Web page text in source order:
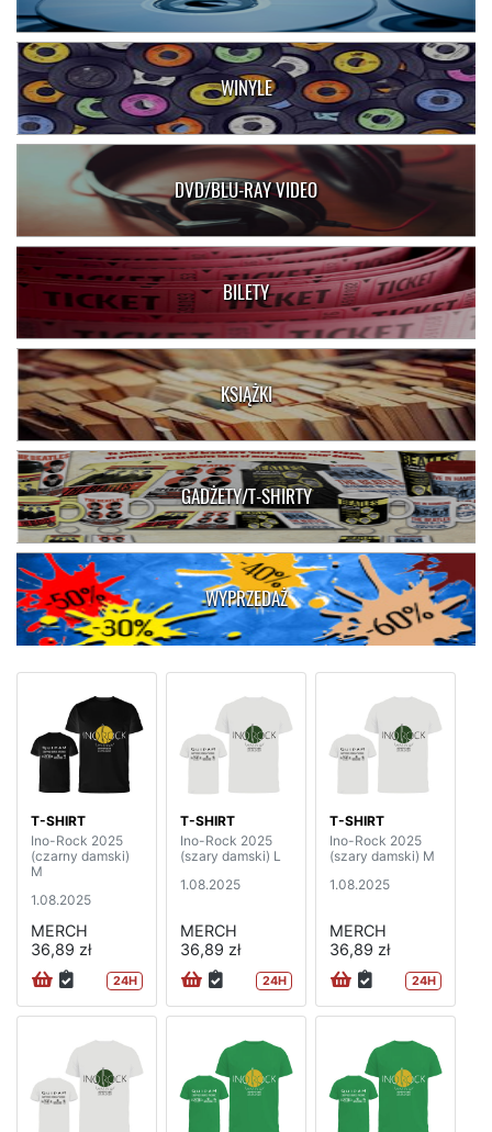
WINYLE
DVD/BLU-RAY VIDEO
BILETY
KSIĄŻKI
GADŻETY/T-SHIRTY
WYPRZEDAŻ
T-SHIRT
Ino-Rock 2025
(czarny damski)
M
1.08.2025
MERCH
36,89 zł
24H
T-SHIRT
Ino-Rock 2025
(szary damski) L
1.08.2025
MERCH
36,89 zł
24H
T-SHIRT
Ino-Rock 2025
(szary damski) M
1.08.2025
MERCH
36,89 zł
24H